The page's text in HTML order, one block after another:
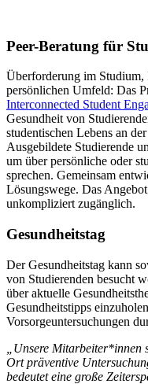
Peer-Beratung für
Überforderung im
persönlichen Umfeld: Das
Interconnected Student
Gesundheit von
studentischen Lebens an
Ausgebildete Studierende
um über persönliche oder
sprechen. Gemeinsam
Lösungswege. Das
unkompliziert zugänglich.
Gesundheitstag
Der Gesundheitstag kann
von Studierenden besucht
über aktuelle
Gesundheitstipps
Vorsorgeuntersuchungen
„Unsere Mitarbeiter*innen
Ort präventive
bedeutet eine große